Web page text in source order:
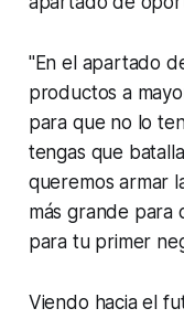
"En el apartado
productos a
para que no lo
tengas que
queremos armar
más grande para
para tu primer
Viendo hacia el